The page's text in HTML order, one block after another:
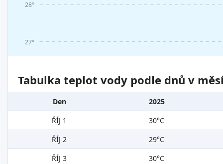
27°
28°
Tabulka teplot vody podle dnů v
Den
2025
ŘÍJ 1
30°C
ŘÍJ 2
29°C
ŘÍJ 3
30°C